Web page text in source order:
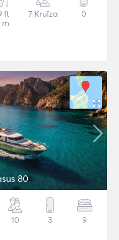
ft
m
7 Kruīza 0
80
10 3 9